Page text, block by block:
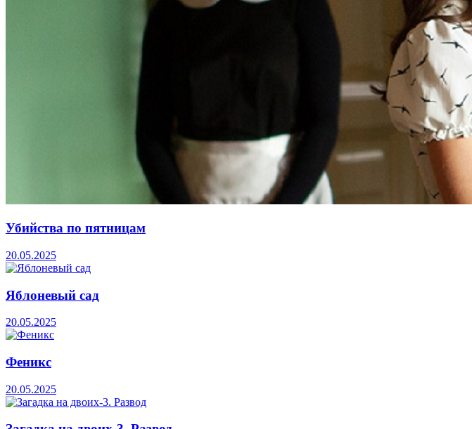
Убийства по пятницам
20.05.2025
Яблоневый сад
20.05.2025
Феникс
20.05.2025